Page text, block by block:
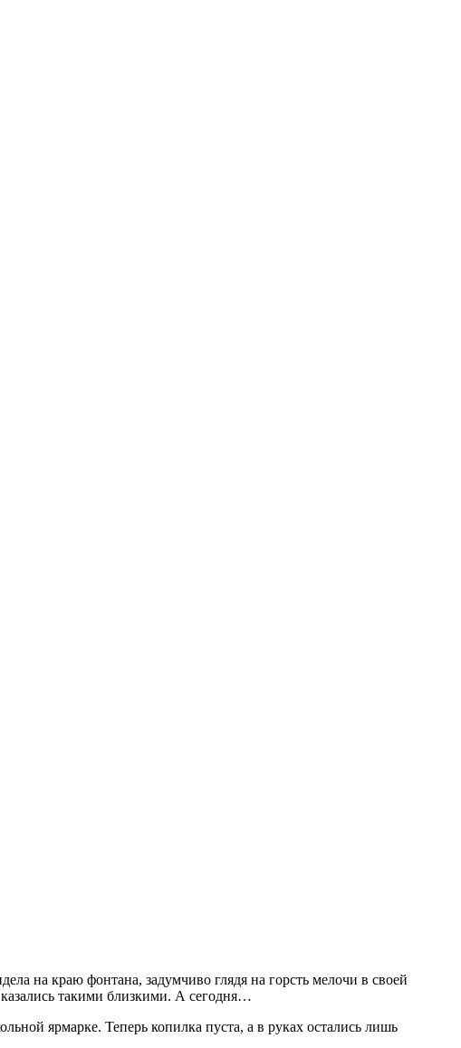
на краю фонтана, задумчиво глядя на горсть мелочи в своей
такими близкими. А сегодня…
ярмарке. Теперь копилка пуста, а в руках остались лишь